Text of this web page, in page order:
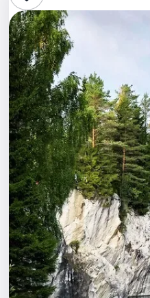
Стендап
Выставки
Квесты
Экскурсии
Спорт
События
Города
Площадки
Артисты